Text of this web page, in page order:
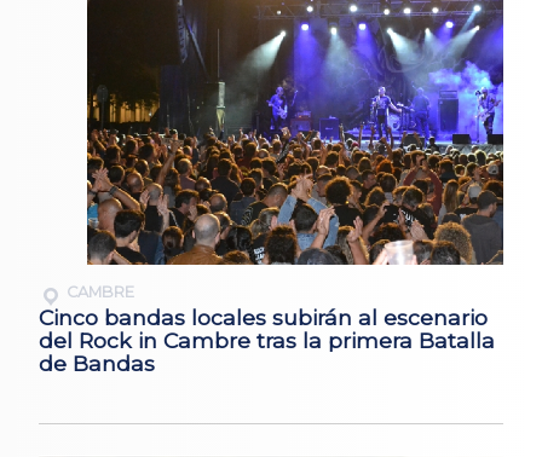
CAMBRE
Cinco bandas locales subirán al escenario
del Rock in Cambre tras la primera Batalla
de Bandas